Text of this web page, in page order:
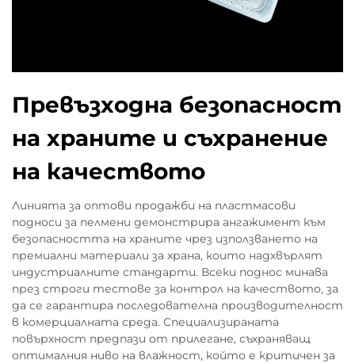
Превъзходна безопасност
на храните и съхранение
на качеството
Линията за оптови продажби на пластмасови
подноси за пелмени демонстрира ангажимент към
безопасността на храните чрез използването на
премиални материали за храна, които надхвърлят
индустриалните стандарти. Всеки поднос минава
през строги тестове за контрол на качеството, за
да се гарантира последователна производителност
в комерциалната среда. Специализираната
повърхност предпази от прилегане, съхраняващ
оптималния ниво на влажност, който е критичен за